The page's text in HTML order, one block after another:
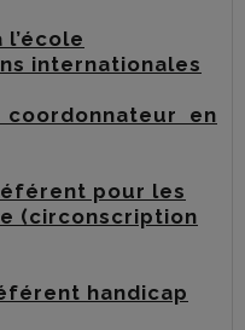
internationales
coordonnateur en
pour les
(circonscription
handicap